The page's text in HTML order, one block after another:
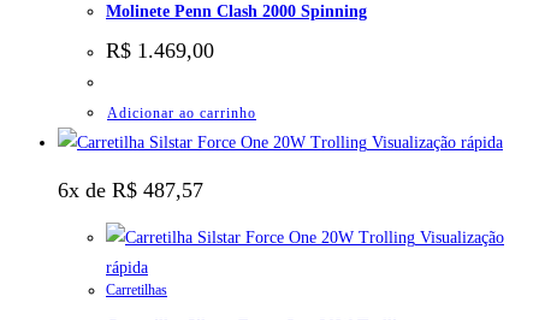
Molinete Penn Clash 2000 Spinning
R$ 1.469,00
Adicionar ao carrinho
Visualização rápida
6x de R$ 487,57
Visualização
rápida
Carretilhas